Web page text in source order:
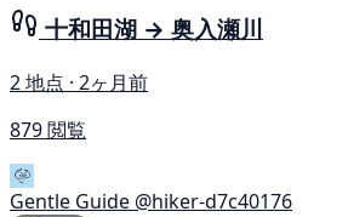
十和田湖 → 奥入瀬川
2 地点 · 2ヶ月前
879 閲覧
Gentle Guide @hiker-d7c40176